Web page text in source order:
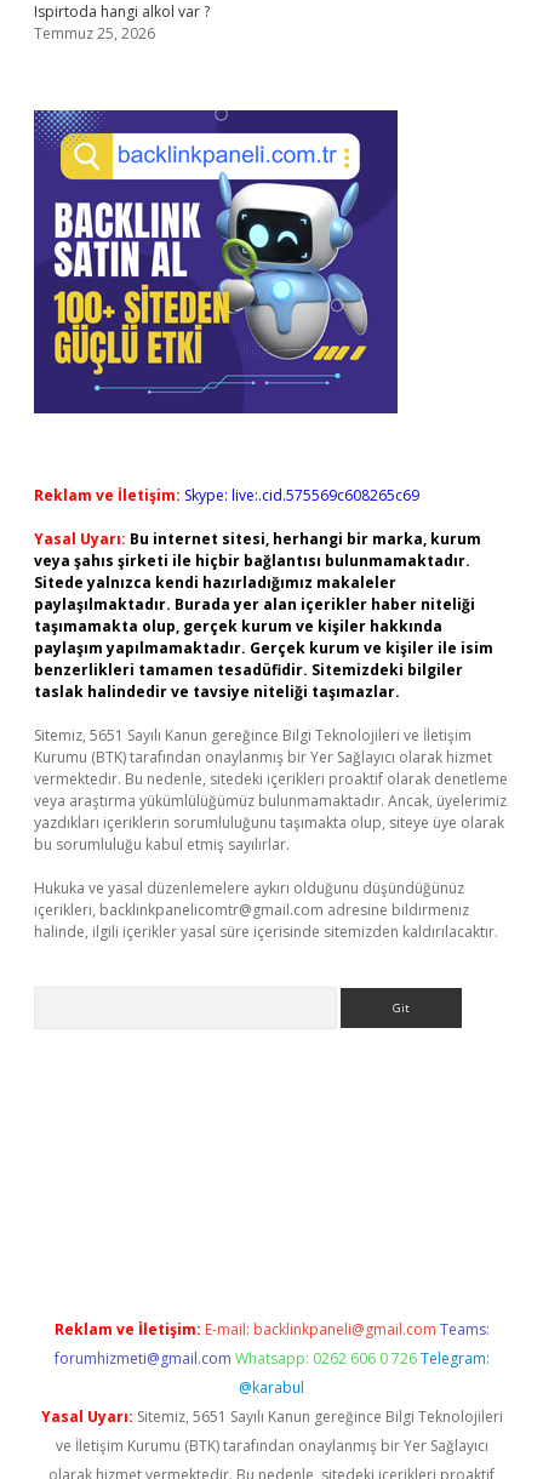
Ispirtoda hangi alkol var ?
Temmuz 25, 2026
Reklam ve İletişim: Skype: live:.cid.575569c608265c69
Yasal Uyarı: Bu internet sitesi, herhangi bir marka, kurum
veya şahıs şirketi ile hiçbir bağlantısı bulunmamaktadır.
Sitede yalnızca kendi hazırladığımız makaleler
paylaşılmaktadır. Burada yer alan içerikler haber niteliği
taşımamakta olup, gerçek kurum ve kişiler hakkında
paylaşım yapılmamaktadır. Gerçek kurum ve kişiler ile isim
benzerlikleri tamamen tesadüfidir. Sitemizdeki bilgiler
taslak halindedir ve tavsiye niteliği taşımazlar.
Sitemiz, 5651 Sayılı Kanun gereğince Bilgi Teknolojileri ve İletişim
Kurumu (BTK) tarafından onaylanmış bir Yer Sağlayıcı olarak hizmet
vermektedir. Bu nedenle, sitedeki içerikleri proaktif olarak denetleme
veya araştırma yükümlülüğümüz bulunmamaktadır. Ancak, üyelerimiz
yazdıkları içeriklerin sorumluluğunu taşımakta olup, siteye üye olarak
bu sorumluluğu kabul etmiş sayılırlar.
Hukuka ve yasal düzenlemelere aykırı olduğunu düşündüğünüz
içerikleri, backlinkpanelicomtr@gmail.com adresine bildirmeniz
halinde, ilgili içerikler yasal süre içerisinde sitemizden kaldırılacaktır.
Reklam ve İletişim: E-mail: backlinkpaneli@gmail.com Teams:
forumhizmeti@gmail.com Whatsapp: 0262 606 0 726 Telegram:
@karabul
Yasal Uyarı: Sitemiz, 5651 Sayılı Kanun gereğince Bilgi Teknolojileri
ve İletişim Kurumu (BTK) tarafından onaylanmış bir Yer Sağlayıcı
olarak hizmet vermektedir. Bu nedenle, sitedeki içerikleri proaktif